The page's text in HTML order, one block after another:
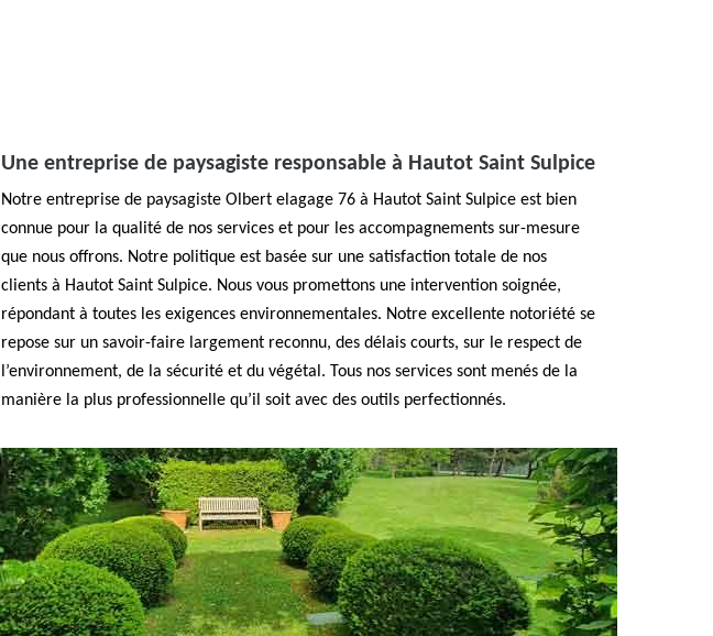
Une entreprise de paysagiste responsable à Hautot Saint Sulpice
Notre entreprise de paysagiste Olbert elagage 76 à Hautot Saint Sulpice est bien
connue pour la qualité de nos services et pour les accompagnements sur-mesure
que nous offrons. Notre politique est basée sur une satisfaction totale de nos
clients à Hautot Saint Sulpice. Nous vous promettons une intervention soignée,
répondant à toutes les exigences environnementales. Notre excellente notoriété se
repose sur un savoir-faire largement reconnu, des délais courts, sur le respect de
l’environnement, de la sécurité et du végétal. Tous nos services sont menés de la
manière la plus professionnelle qu’il soit avec des outils perfectionnés.